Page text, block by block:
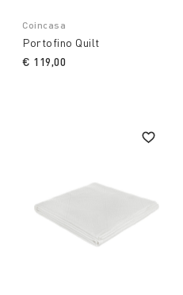
Coincasa
Portofino Quilt
€ 119,00